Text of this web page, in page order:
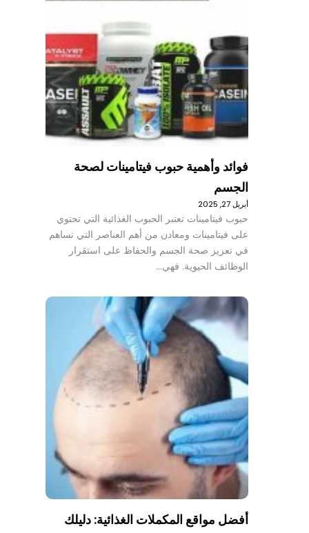
فوائد وأهمية حبوب فيتامينات لصحة
الجسم
أبريل 27, 2025
حبوب فيتامينات تعتبر الحبوب الغذائية التي تحتوي
على فيتامينات ومعادن من أهم العناصر التي تساهم
في تعزيز صحة الجسم والحفاظ على استقرار
الوظائف الحيوية. فهي…
أفضل مواقع المكملات الغذائية: دليلك